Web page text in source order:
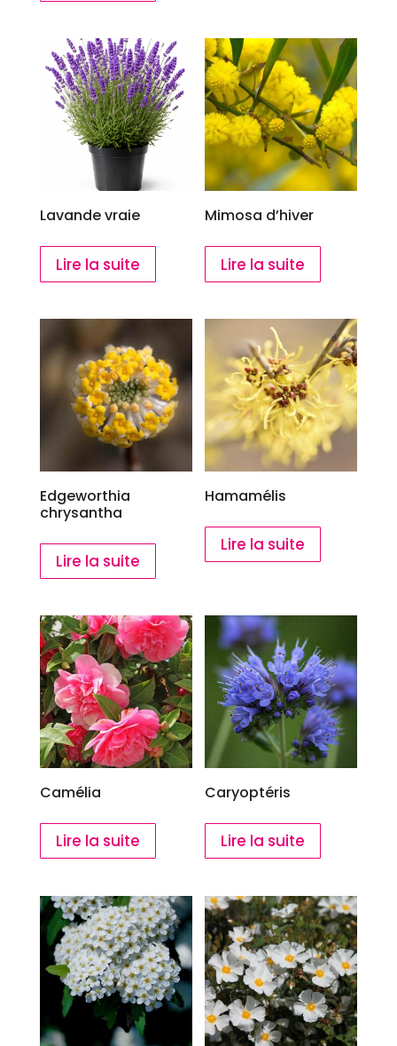
Lavande vraie
Lire la suite
Mimosa d’hiver
Lire la suite
Edgeworthia
chrysantha
Lire la suite
Hamamélis
Lire la suite
Camélia
Lire la suite
Caryoptéris
Lire la suite